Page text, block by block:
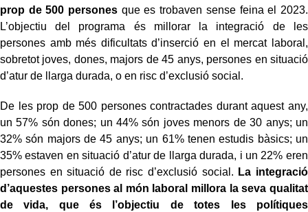
prop de 500 persones que es trobaven sense feina el 2023.
L’objectiu del programa és millorar la integració de les
persones amb més dificultats d’inserció en el mercat laboral,
sobretot joves, dones, majors de 45 anys, persones en situació
d’atur de llarga durada, o en risc d’exclusió social.
De les prop de 500 persones contractades durant aquest any,
un 57% són dones; un 44% són joves menors de 30 anys; un
32% són majors de 45 anys; un 61% tenen estudis bàsics; un
35% estaven en situació d’atur de llarga durada, i un 22% eren
persones en situació de risc d’exclusió social. La integració
d’aquestes persones al món laboral millora la seva qualitat
de vida, que és l’objectiu de totes les polítiques